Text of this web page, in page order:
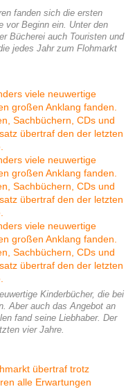
fanden sich die ersten
vor Beginn ein. Unter den
Bücherei auch Touristen und
jedes Jahr zum Flohmarkt
Kinderbücher, die bei
Aber auch das Angebot an
fand seine Liebhaber. Der
vier Jahre.